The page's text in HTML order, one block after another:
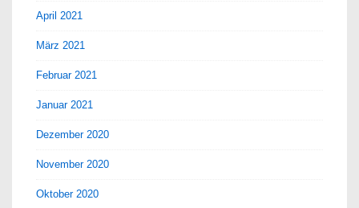
April 2021
März 2021
Februar 2021
Januar 2021
Dezember 2020
November 2020
Oktober 2020